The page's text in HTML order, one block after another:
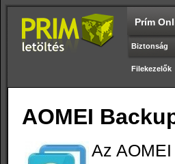
Prím
Biztonság
Filekezelők
AOMEI
Az